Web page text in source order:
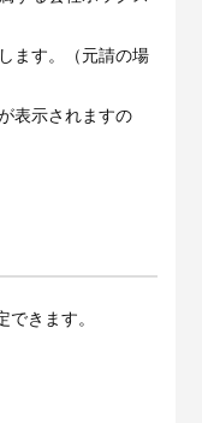
ます。（元請の場
表示されますの
きます。